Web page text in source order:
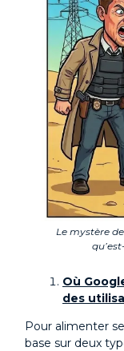
Le mystère
Où
des
Pour alimenter
base sur deux